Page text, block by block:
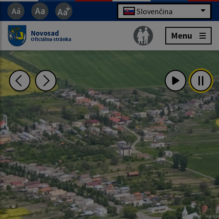
Slovenčina
Novosad
Oficiálna stránka Menu